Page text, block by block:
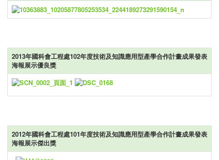
2013年國科會工程處102年度技術及知識應用型產學合作計畫成果發表
海報展示優良獎
2012年國科會工程處101年度技術及知識應用型產學合作計畫成果發表
海報展示傑出獎